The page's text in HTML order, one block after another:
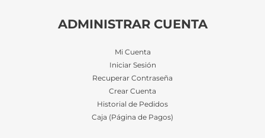
ADMINISTRAR CUENTA
Mi Cuenta
Iniciar Sesión
Recuperar Contraseña
Crear Cuenta
Historial de Pedidos
Caja (Página de Pagos)